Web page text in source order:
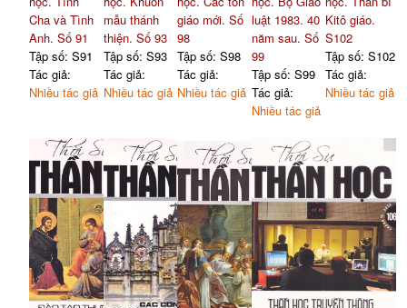
Cha và Tình
Anh. Số 91
Tập số: S91
Tác giả:
Nhiều tác giả
mẫu thánh
thiện. Số 93
Tập số: S93
Tác giả:
Nhiều tác giả
giáo mới. Số
98
Tập số: S98
Tác giả:
Nhiều tác giả
luật 1983. 40
năm sau. Số
99
Tập số: S99
Tác giả:
Nhiều tác giả
Kitô giáo.
S102
Tập số: S102
Tác giả:
Nhiều tác giả